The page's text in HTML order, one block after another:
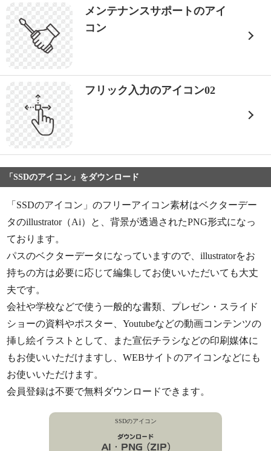
メンテナンスサポートのアイ
コン
フリック入力のアイコン02
「SSDのアイコン」をダウンロード
「SSDのアイコン」のフリーアイコン素材はベクターデー
タのillustrator（Ai）と、背景が透過されたPNG形式になっ
ております。
パスのベクターデータになっていますので、illustratorをお
持ちの方は必要に応じて編集してお使いいただいても大丈
夫です。
会社や学校などで使う一般的な書類、プレゼン・スライド
ショーの資料やポスター、Youtubeなどの動画コンテンツの
挿し絵イラストとして、また宣伝チラシなどの印刷媒体に
もお使いいただけますし、WEBサイトのアイコンなどにも
お使いいただけます。
会員登録は不要で無料ダウンロードできます。
SSDのアイコン